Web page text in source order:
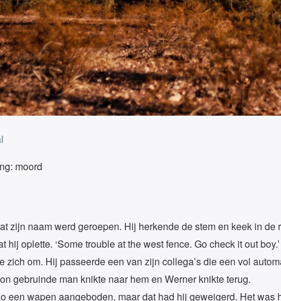
moord
zijn naam werd geroepen. Hij herkende de stem en keek in
hij oplette. ‘Some trouble at the west fence. Go check it out
zich om. Hij passeerde een van zijn collega’s die een vol
gebruinde man knikte naar hem en Werner knikte terug.
een wapen aangeboden, maar dat had hij geweigerd. Het was